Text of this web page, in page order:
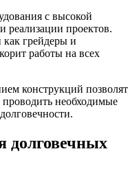
с высокой
реализации проектов.
грейдеры и
работы на всех
конструкций позволят
необходимые
долговечных